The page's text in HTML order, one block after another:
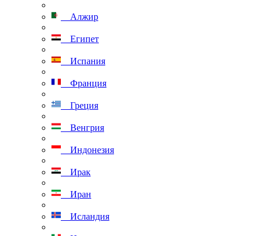
Алжир
Египет
Испания
Франция
Греция
Венгрия
Индонезия
Ирак
Иран
Исландия